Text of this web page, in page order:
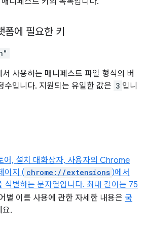
에 필요한 키
사용하는 매니페스트 파일 형식의 버
수입니다. 지원되는 유일한 값은 3 입니
, 설치 대화상자, 사용자의 Chrome
이지 ( chrome://extensions )에서
식별하는 문자열입니다. 최대 길이는 75
별 이름 사용에 관한 자세한 내용은 국
요.